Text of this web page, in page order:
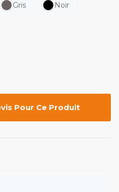
Gris Noir
Pour Ce Produit